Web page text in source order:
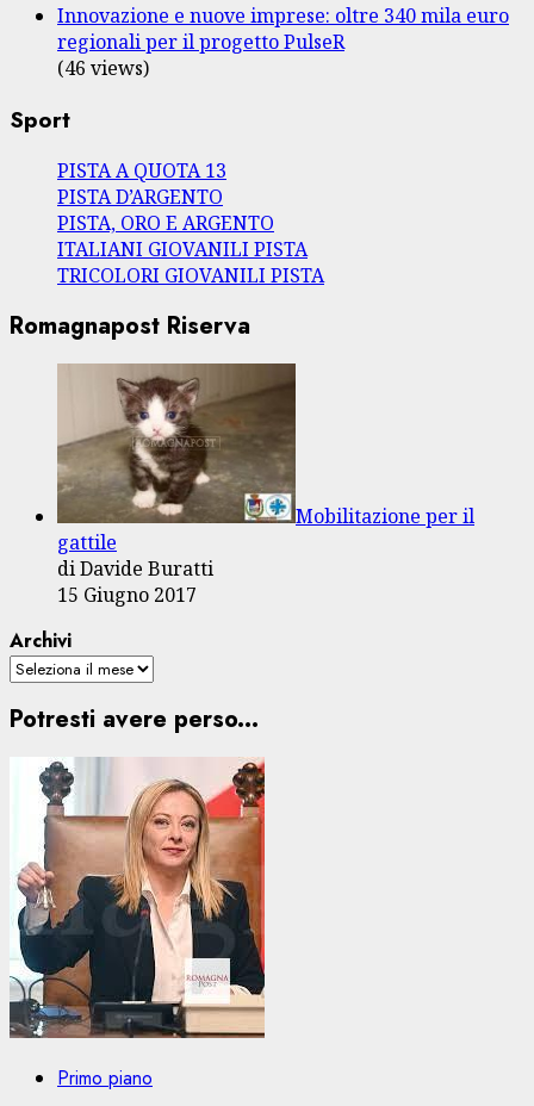
Innovazione e nuove imprese: oltre 340 mila euro
regionali per il progetto PulseR
(46 views)
Sport
PISTA A QUOTA 13
PISTA D’ARGENTO
PISTA, ORO E ARGENTO
ITALIANI GIOVANILI PISTA
TRICOLORI GIOVANILI PISTA
Romagnapost Riserva
Mobilitazione per il
gattile
di Davide Buratti
15 Giugno 2017
Archivi
Potresti avere perso...
Primo piano